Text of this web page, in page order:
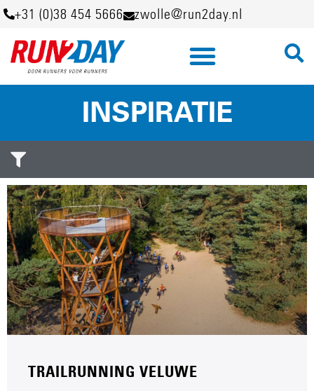
+31 (0)38 454 5666 zwolle@run2day.nl
INSPIRATIE
TRAILRUNNING VELUWE